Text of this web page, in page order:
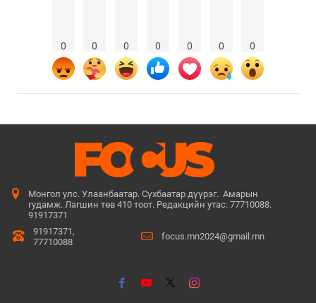
0 0 0 0 0 0 0
Монгол улс. Улаанбаатар. Сүхбаатар дүүрэг. Амарын
гудамж. Лагшин төв 410 тоот. Редакцийн утас: 77710088.
91917371
91917371,
77710088
focus.mn2024@gmail.mn